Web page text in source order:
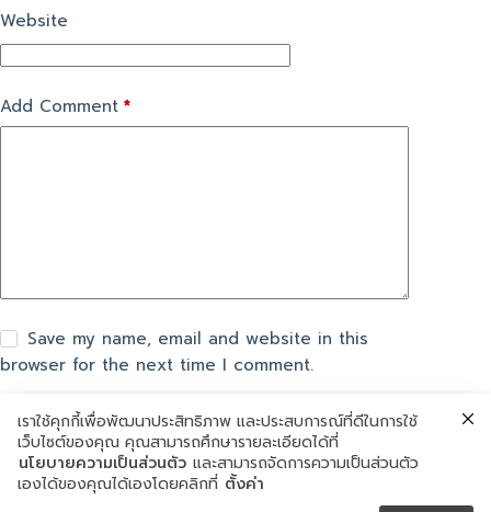
Website
Add Comment *
Save my name, email and website in this
browser for the next time I comment.
แสดงความเห็น
เราใช้คุกกี้เพื่อพัฒนาประสิทธิภาพ และประสบการณ์ที่ดีในการใช้
เว็บไซต์ของคุณ คุณสามารถศึกษารายละเอียดได้ที่
นโยบายความเป็นส่วนตัว และสามารถจัดการความเป็นส่วนตัว
เองได้ของคุณได้เองโดยคลิกที่ ตั้งค่า